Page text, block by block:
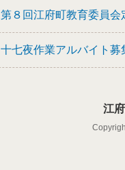
第８回江府町教育委員会
十七夜作業アルバイト募
江